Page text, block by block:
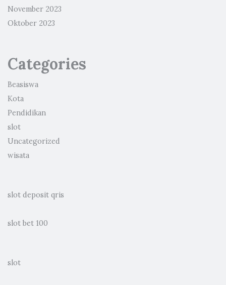
November 2023
Oktober 2023
Categories
Beasiswa
Kota
Pendidikan
slot
Uncategorized
wisata
slot deposit qris
slot bet 100
slot